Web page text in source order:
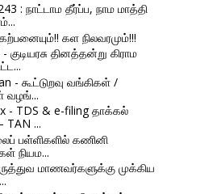
: நாட்டாம தீர்ப்ப, நாம மாத்தி
கள நிலவரமும்!!!
குடியரசு தினத்தன்று கிராம
- கூட்டுறவு வங்கிகள் /
வழங்...
- TDS & e-filing தாக்கல்
...
பள்ளிகளில் கணினி
நியம...
மாணவர்களுக்கு முக்கிய